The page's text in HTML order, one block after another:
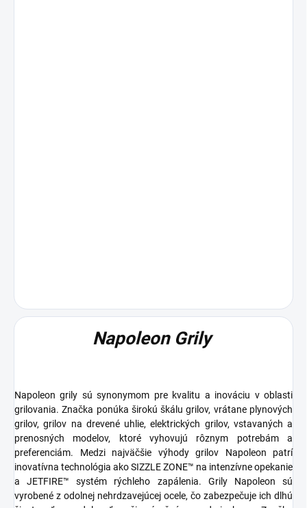
Napoleon Grily
Napoleon grily sú synonymom pre kvalitu a inováciu v oblasti
grilovania. Značka ponúka širokú škálu grilov, vrátane plynových
grilov, grilov na drevené uhlie, elektrických grilov, vstavaných a
prenosných modelov, ktoré vyhovujú rôznym potrebám a
preferenciám. Medzi najväčšie výhody grilov Napoleon patrí
inovatívna technológia akoSIZZLE ZONE™ na intenzívne opekanie
aJETFIRE™ systém rýchleho zapálenia. Grily Napoleon sú
vyrobené z odolnej nehrdzavejúcej ocele, čo zabezpečuje ich dlhú